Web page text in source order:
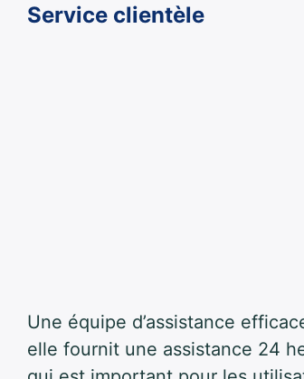
Service clientèle
Une équipe d’assistance
elle fournit une assistance 24